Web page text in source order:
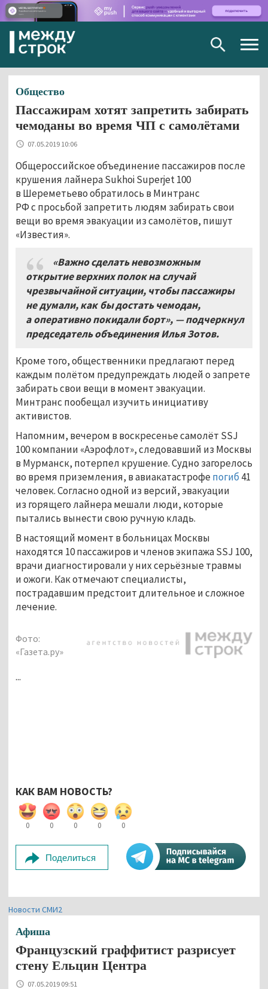
Общество
Пассажирам хотят запретить забирать
чемоданы во время ЧП с самолётами
07.05.2019 10:06
Общероссийское объединение пассажиров после
крушения лайнера Sukhoi Superjet 100
в Шереметьево обратилось в Минтранс
РФ с просьбой запретить людям забирать свои
вещи во время эвакуации из самолётов, пишут
«Известия».
«Важно сделать невозможным
открытие верхних полок на случай
чрезвычайной ситуации, чтобы пассажиры
не думали, как бы достать чемодан,
а оперативно покидали борт», — подчеркнул
председатель объединения Илья Зотов.
Кроме того, общественники предлагают перед
каждым полётом предупреждать людей о запрете
забирать свои вещи в момент эвакуации.
Минтранс пообещал изучить инициативу
активистов.
Напомним, вечером в воскресенье самолёт SSJ
100 компании «Аэрофлот», следовавший из Москвы
в Мурманск, потерпел крушение. Судно загорелось
во время приземления, в авиакатастрофе погиб 41
человек. Согласно одной из версий, эвакуации
из горящего лайнера мешали люди, которые
пытались вынести свою ручную кладь.
В настоящий момент в больницах Москвы
находятся 10 пассажиров и членов экипажа SSJ 100,
врачи диагностировали у них серьёзные травмы
и ожоги. Как отмечают специалисты,
пострадавшим предстоит длительное и сложное
лечение.
Фото:
«Газета.ру»
...
КАК ВАМ НОВОСТЬ?
0 0 0 0 0
Поделиться
Новости СМИ2
Афиша
Французский граффитист разрисует
стену Ельцин Центра
07.05.2019 09:51